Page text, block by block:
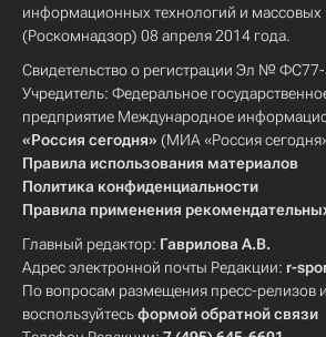
информационных технологий и
(Роскомнадзор) 08 апреля 2014 года.
Свидетельство о регистрации Эл №
Учредитель: Федеральное
предприятие Международное
«Россия сегодня» (МИА «Россия
Правила использования материалов
Политика конфиденциальности
Правила применения
Главный редактор: Гаврилова А.В.
Адрес электронной почты Редакции: r-
По вопросам размещения пресс-релизов
воспользуйтесьформой обратной связи